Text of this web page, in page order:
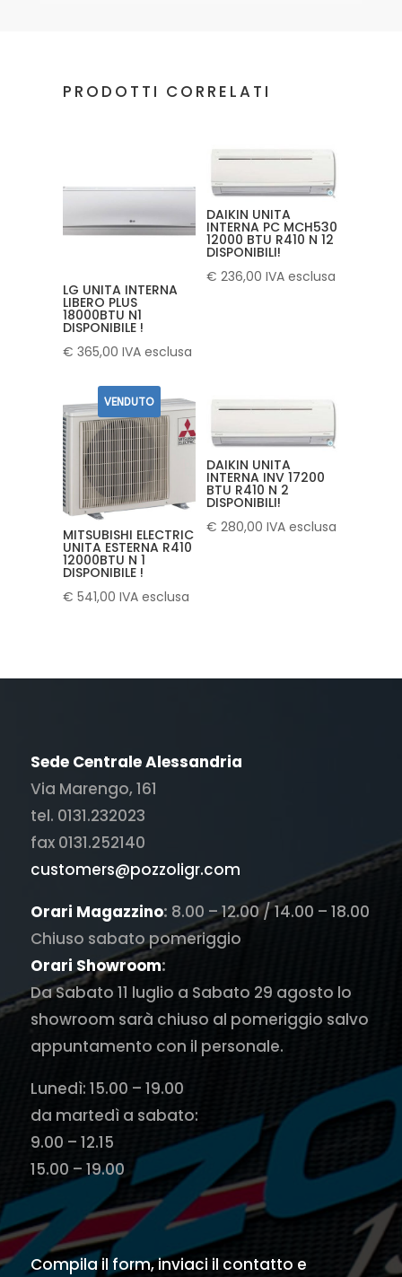
PRODOTTI CORRELATI
LG UNITA INTERNA
LIBERO PLUS
18000BTU N1
DISPONIBILE !
€ 365,00 IVA esclusa
DAIKIN UNITA
INTERNA PC MCH530
12000 BTU R410 N 12
DISPONIBILI!
€ 236,00 IVA esclusa
VENDUTO
MITSUBISHI ELECTRIC
UNITA ESTERNA R410
12000BTU N 1
DISPONIBILE !
€ 541,00 IVA esclusa
DAIKIN UNITA
INTERNA INV 17200
BTU R410 N 2
DISPONIBILI!
€ 280,00 IVA esclusa
Sede Centrale Alessandria
Via Marengo, 161
tel. 0131.232023
fax 0131.252140
customers@pozzoligr.com
Orari Magazzino: 8.00 – 12.00 / 14.00 – 18.00
Chiuso sabato pomeriggio
Orari Showroom:
Da Sabato 11 luglio a Sabato 29 agosto lo
showroom sarà chiuso al pomeriggio salvo
appuntamento con il personale.
Lunedì: 15.00 – 19.00
da martedì a sabato:
9.00 – 12.15
15.00 – 19.00
Compila il form, inviaci il contatto e